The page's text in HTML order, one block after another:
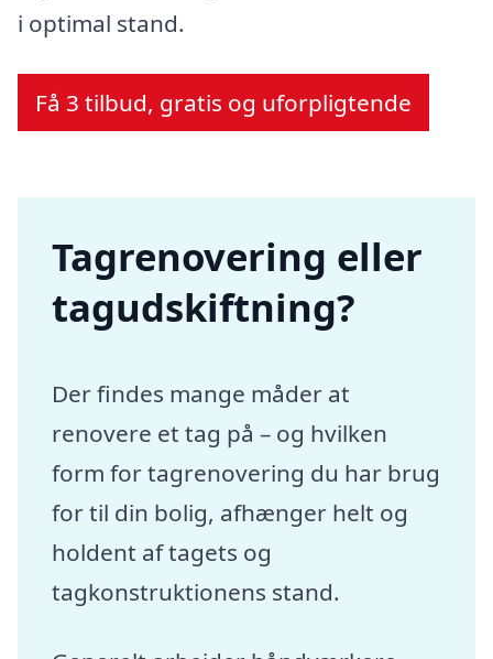
i optimal stand.
Få 3 tilbud, gratis og uforpligtende
Tagrenovering eller
tagudskiftning?
Der findes mange måder at
renovere et tag på – og hvilken
form for tagrenovering du har brug
for til din bolig, afhænger helt og
holdent af tagets og
tagkonstruktionens stand.